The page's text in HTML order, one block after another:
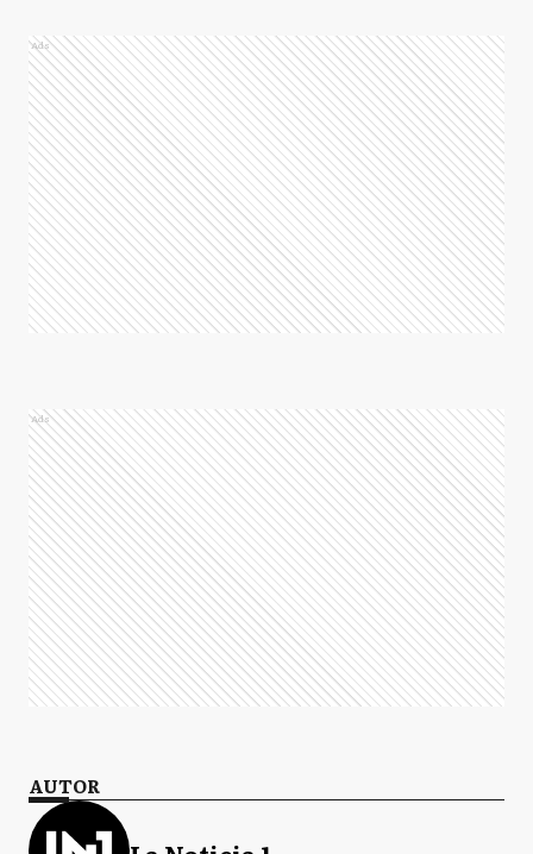
Ads
Ads
AUTOR